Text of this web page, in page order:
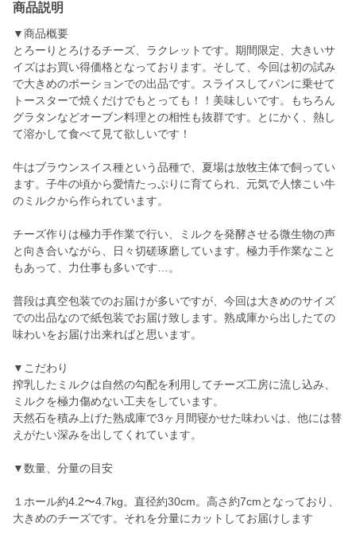
商品説明
▼商品概要
とろーりとろけるチーズ、ラクレットです。期間限定、大きいサ
イズはお買い得価格となっております。そして、今回は初の試み
で大きめのポーションでの出品です。スライスしてパンに乗せて
トースターで焼くだけでもとっても！！美味しいです。もちろん
グラタンなどオーブン料理との相性も抜群です。とにかく、熱し
て溶かして食べて見て欲しいです！
牛はブラウンスイス種という品種で、夏場は放牧主体で飼ってい
ます。子牛の頃から愛情たっぷりに育てられ、元気で人懐こい牛
のミルクから作られています。
チーズ作りは極力手作業で行い、ミルクを発酵させる微生物の声
と向き合いながら、日々切磋琢磨しています。極力手作業なこと
もあって、力仕事も多いです…。
普段は真空包装でのお届けが多いですが、今回は大きめのサイズ
での出品なので紙包装でお届け致します。熟成庫から出したての
味わいをお届け出来ればと思います。
▼こだわり
搾乳したミルクは自然の勾配を利用してチーズ工房に流し込み、
ミルクを極力傷めない工夫をしています。
天然石を積み上げた熟成庫で3ヶ月間寝かせた味わいは、他には替
えがたい深みを出してくれています。
▼数量、分量の目安
１ホール約4.2〜4.7kg。直径約30cm。高さ約7cmとなっており、